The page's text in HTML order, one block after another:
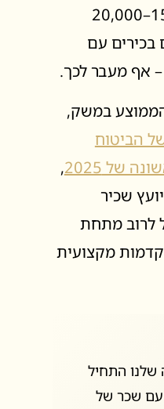
יכולים להגיע ל-15,000–20,000
בכירים עם
אף מעבר לכך.
במשק,
הביטוח
של 2025
,
שכיר
לרוב מתחת
מקצועית
שלנו התחיל
עם שכר של